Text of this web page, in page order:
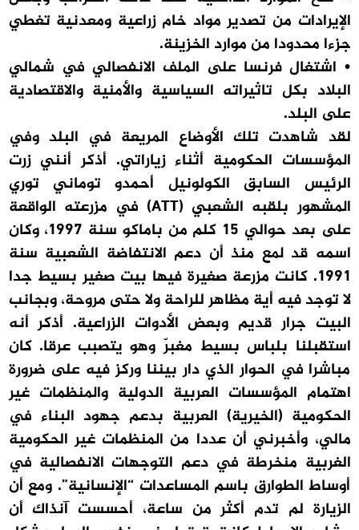
الإيرادات من تصدير مواد خام زراعية ومعدنية تغطي
جزءا محدودا من موارد الخزينة.
• اشتغال فرنسا على الملف الانفصالي في شمالي
البلاد بكل تاثيراته السياسية والأمنية والاقتصادية
على البلد.
لقد شاهدت تلك الأوضاع المريعة في البلد وفي
المؤسسات الحكومية أثناء زياراتي. أذكر أنني زرت
الرئيس السابق الكولونيل أحمدو توماني توري
المشهور بلقبه الشعبي (ATT) في مزرعته الواقعة
على بعد حوالي 15 كلم من باماكو سنة 1997، وكان
اسمه قد لمع منذ أن دعم الانتفاضة الشعبية سنة
1991. كانت مزرعة صغيرة فيها بيت صغير بسيط جدا
لا توجد فيه أية مظاهر للراحة ولا حتى مروحة، وبجانب
البيت جرار قديم وبعض الأدوات الزراعية. أذكر أنه
استقبلنا بلباس بسيط مغبرّ وهو يتصبب عرقا. كان
مباشرا في الحوار الذي دار بيننا وركز فيه على ضرورة
اهتمام المؤسسات العربية الدولية والمنظمات غير
الحكومية (الخيرية) العربية بدعم جهود البناء في
مالي، وأخبرني أن عددا من المنظمات غير الحكومية
الغربية منخرطة في دعم التوجهات الانفصالية في
أوساط الطوارق باسم المساعدات “الإنسانية”. ومع أن
الزيارة لم تدم أكثر من ساعة، أحسست آنذاك أن